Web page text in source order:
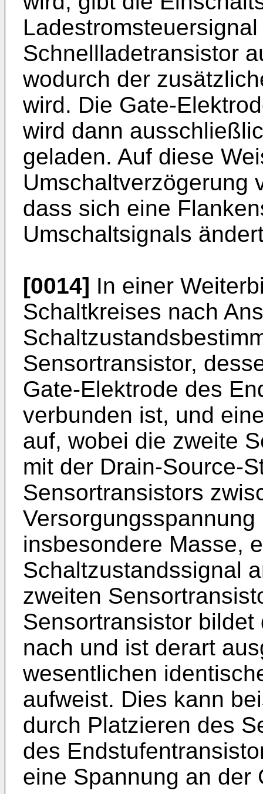
Schnellladetransistor
wodurch der
wird. Die Gate-
wird dann
geladen. Auf diese
Umschaltverzögerung
dass sich eine
Umschaltsignals
[0014] In einer
Schaltkreises nach
Sensortransistor,
Gate-Elektrode des
verbunden ist, und
auf, wobei die zweite
mit der Drain-Source-
Sensortransistors
insbesondere Masse,
Schaltzustandssignal
zweiten
Sensortransistor
nach und ist derart
wesentlichen
aufweist. Dies kann
durch Platzieren des
des
eine Spannung an der